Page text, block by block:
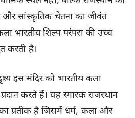
और सांस्कृतिक चेतना का जीवंत
भारतीय शिल्प परंपरा की उच्च
करती है।
इस मंदिर को भारतीय कला
करते हैं। यह स्मारक राजस्थान
प्रतीक है जिसमें धर्म, कला और